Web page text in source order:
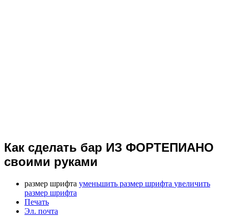
Как сделать бар ИЗ ФОРТЕПИАНО
своими руками
размер шрифта уменьшить размер шрифта увеличить
размер шрифта
Печать
Эл. почта